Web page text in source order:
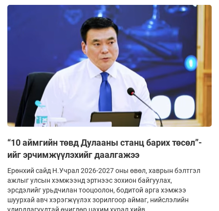
“10 аймгийн төвд Дулааны станц барих төсөл”-
ийг эрчимжүүлэхийг даалгажээ
Ерөнхий сайд Н.Учрал 2026-2027 оны өвөл, хаврын бэлтгэл
ажлыг улсын хэмжээнд эртнээс зохион байгуулах,
эрсдэлийг урьдчилан тооцоолон, бодитой арга хэмжээ
шуурхай авч хэрэгжүүлэх зорилгоор аймаг, нийслэлийн